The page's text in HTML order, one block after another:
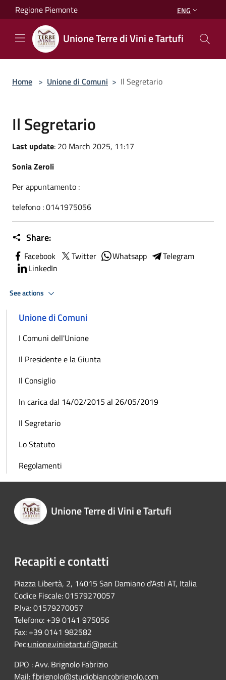
Salta al contenuto principale
Regione Piemonte ENG
Unione Terre di Vini e Tartufi
Home > Unione di Comuni > Il Segretario
Il Segretario
Last update: 20 March 2025, 11:17
Sonia Zeroli
Per appuntamento :
telefono : 0141975056
Share:
Facebook Twitter Whatsapp
Telegram
LinkedIn
See actions
Unione di Comuni
I Comuni dell'Unione
Il Presidente e la Giunta
Il Consiglio
In carica dal 14/02/2015 al 26/05/2019
Il Segretario
Lo Statuto
Regolamenti
Unione Terre di Vini e Tartufi
Recapiti e contatti
Piazza Libertà, 2, 14015 San Damiano d'Asti AT, Italia
Codice Fiscale: 01579270057
P.Iva: 01579270057
Telefono: +39 0141 975056
Fax: +39 0141 982582
Pec:unione.vinietartufi@pec.it
DPO : Avv. Brignolo Fabrizio
Mail:f.brignolo@studiobiancobrignolo.com